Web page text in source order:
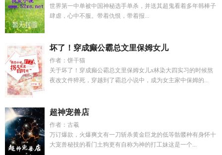
世界第一中单被中国神秘选手单杀，并送其超鬼看着多年韩棒子
肆虐，心中不服。带着仇恨，带着报...
坏了！穿成癫公霸总文里保姆女儿
作者：饼干猫
关于坏了！穿成癫公霸总文里保姆女儿x林染大四实习的时候熬
夜改文件猝死，穿越到了霸总小说中，成为女主家中保姆的...
超神宠兽店
作者：古羲
万订爆款，火爆爽文有一刀斩杀黄金巨龙的低等骷髅种有身怀十
大宠兽秘技的看门土狗更有自称为神的打工妹这是一个...